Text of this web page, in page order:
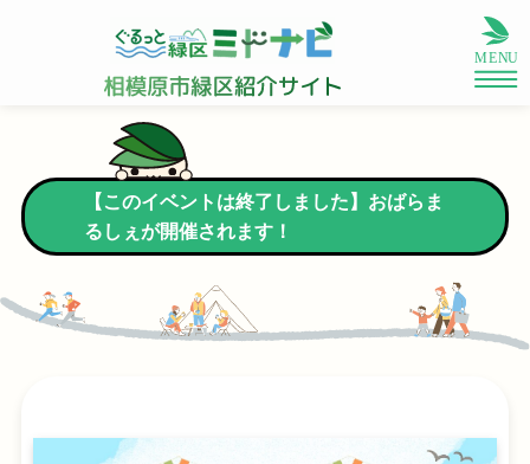
【このイベントは終了しました】おばらま
るしぇが開催されます！